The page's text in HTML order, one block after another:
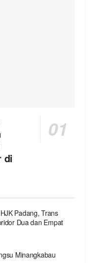
di
Padang, Trans
Dua dan Empat
Minangkabau